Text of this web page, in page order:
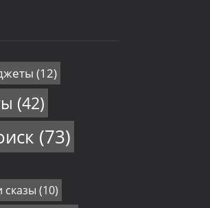
(12)
(42)
(73)
(10)